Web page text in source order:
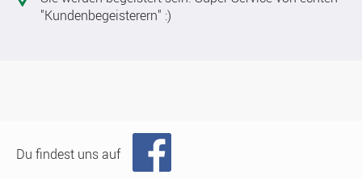
"Kundenbegeisterern" :)
Du findest uns auf